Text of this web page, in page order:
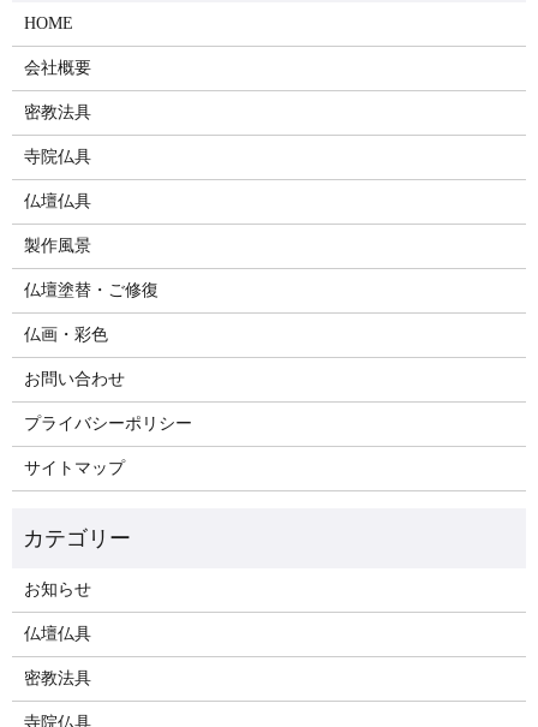
HOME
会社概要
密教法具
寺院仏具
仏壇仏具
製作風景
仏壇塗替・ご修復
仏画・彩色
お問い合わせ
プライバシーポリシー
サイトマップ
お知らせ
仏壇仏具
密教法具
寺院仏具